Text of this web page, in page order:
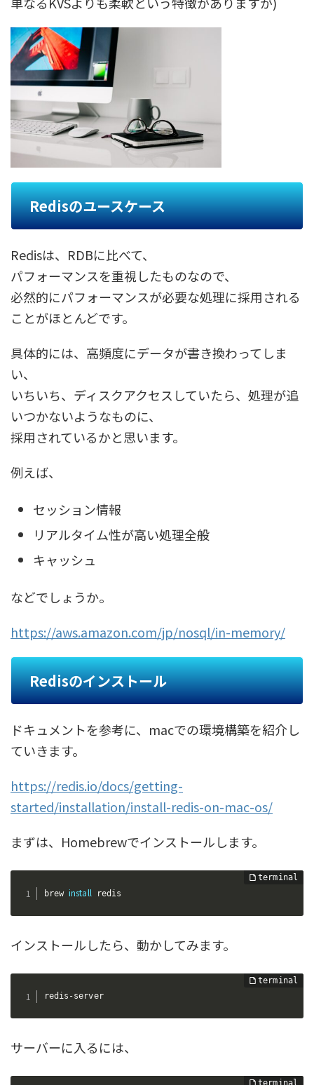
Redisのユースケース
Redisは、RDBに比べて、
パフォーマンスを重視したものなので、
必然的にパフォーマンスが必要な処理に採用される
ことがほとんどです。
具体的には、高頻度にデータが書き換わってしま
い、
いちいち、ディスクアクセスしていたら、処理が追
いつかないようなものに、
採用されているかと思います。
例えば、
セッション情報
リアルタイム性が高い処理全般
キャッシュ
などでしょうか。
https://aws.amazon.com/jp/nosql/in-memory/
Redisのインストール
ドキュメントを参考に、macでの環境構築を紹介し
ていきます。
https://redis.io/docs/getting-
started/installation/install-redis-on-mac-os/
まずは、Homebrewでインストールします。
brew install redis
インストールしたら、動かしてみます。
redis-server
サーバーに入るには、